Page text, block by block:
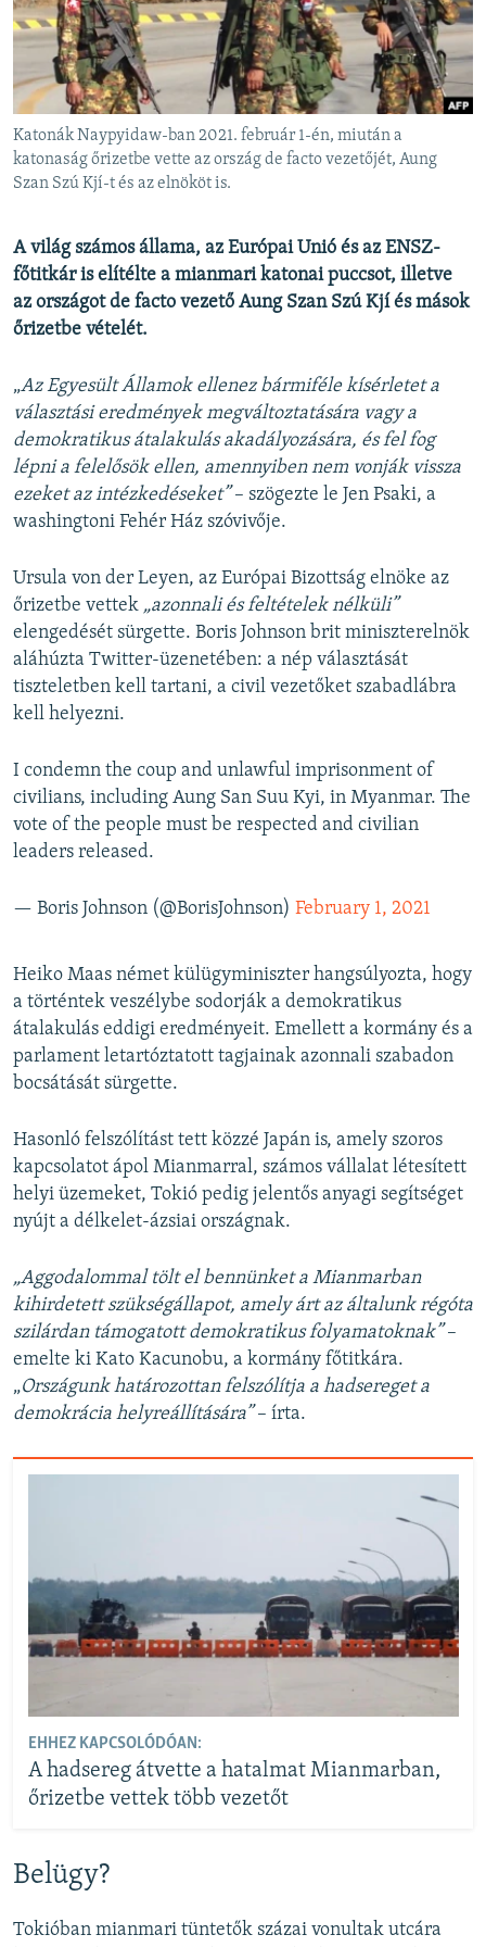
EURÓPAI UNIÓ
VILÁG
KLÍMAVÁLTOZÁS
A MÚLT TANULSÁGAI
KÖVESSEN MINKET!
Valamennyi RFE/RL weboldal
Katonák Naypyidaw-ban 2021. február 1-én, miután a
katonaság őrizetbe vette az ország de facto vezetőjét, Aung
Szan Szú Kjí-t és az elnököt is.
A világ számos állama, az Európai Unió és az ENSZ-
főtitkár is elítélte a mianmari katonai puccsot, illetve
az országot de facto vezető Aung Szan Szú Kjí és mások
őrizetbe vételét.
„Az Egyesült Államok ellenez bármiféle kísérletet a
választási eredmények megváltoztatására vagy a
demokratikus átalakulás akadályozására, és fel fog
lépni a felelősök ellen, amennyiben nem vonják vissza
ezeket az intézkedéseket”– szögezte le Jen Psaki, a
washingtoni Fehér Ház szóvivője.
Ursula von der Leyen, az Európai Bizottság elnöke az
őrizetbe vettek „azonnali és feltételek nélküli”
elengedését sürgette. Boris Johnson brit miniszterelnök
aláhúzta Twitter-üzenetében: a nép választását
tiszteletben kell tartani, a civil vezetőket szabadlábra
kell helyezni.
I condemn the coup and unlawful imprisonment of
civilians, including Aung San Suu Kyi, in Myanmar. The
vote of the people must be respected and civilian
leaders released.
— Boris Johnson (@BorisJohnson) February 1, 2021
Heiko Maas német külügyminiszter hangsúlyozta, hogy
a történtek veszélybe sodorják a demokratikus
átalakulás eddigi eredményeit. Emellett a kormány és a
parlament letartóztatott tagjainak azonnali szabadon
bocsátását sürgette.
Hasonló felszólítást tett közzé Japán is, amely szoros
kapcsolatot ápol Mianmarral, számos vállalat létesített
helyi üzemeket, Tokió pedig jelentős anyagi segítséget
nyújt a délkelet-ázsiai országnak.
„Aggodalommal tölt el bennünket a Mianmarban
kihirdetett szükségállapot, amely árt az általunk régóta
szilárdan támogatott demokratikus folyamatoknak”–
emelte ki Kato Kacunobu, a kormány főtitkára.
„Országunk határozottan felszólítja a hadsereget a
demokrácia helyreállítására” – írta.
EHHEZ KAPCSOLÓDÓAN:
A hadsereg átvette a hatalmat Mianmarban,
őrizetbe vettek több vezetőt
Belügy?
Tokióban mianmari tüntetők százai vonultak utcára